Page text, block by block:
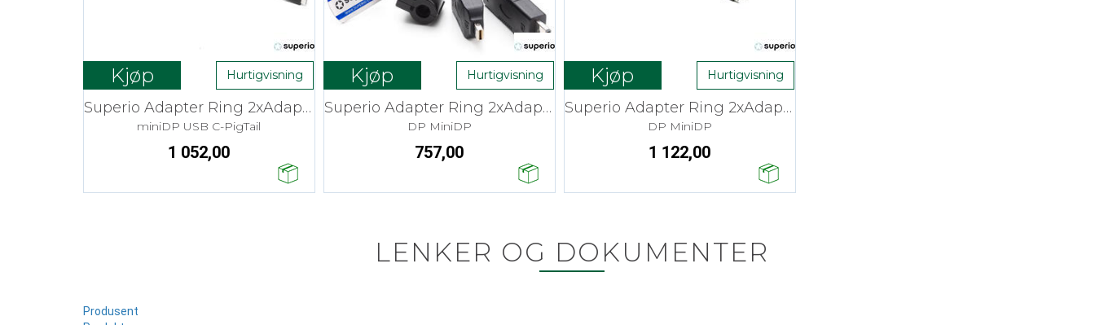
Kjøp Hurtigvisning
Superio Adapter Ring 2xAdapter
miniDP USB C-PigTail
1 052,00
Kjøp Hurtigvisning
Superio Adapter Ring 2xAdapter
DP MiniDP
757,00
Kjøp Hurtigvisning
Superio Adapter Ring 2xAdapter PigT 4K
DP MiniDP
1 122,00
LENKER OG DOKUMENTER
Produsent